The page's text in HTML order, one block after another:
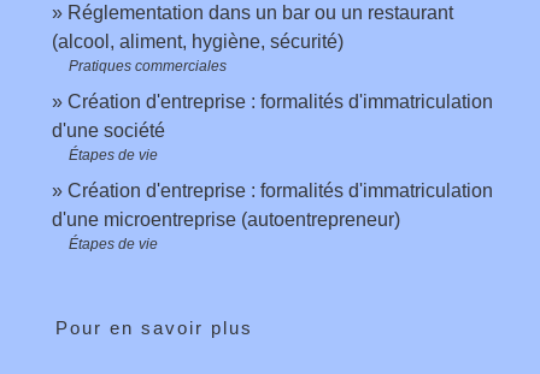
Réglementation dans un bar ou un restaurant
(alcool, aliment, hygiène, sécurité)
Pratiques commerciales
Création d'entreprise : formalités d'immatriculation
d'une société
Étapes de vie
Création d'entreprise : formalités d'immatriculation
d'une microentreprise (autoentrepreneur)
Étapes de vie
Pour en savoir plus